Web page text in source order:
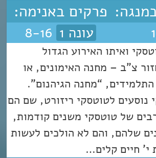
פרקים באנימה:
עונה 1
ואיתו האירוע הגדול
צ”ב – מחנה האימונים, או
“מחנה הגיהנום”.
נוסעים לטוטסקי ריזורט, שם הם
של טוטסקי משנים קודמות,
שלהם, והם לא הולכים לעשות
חיים קלים…